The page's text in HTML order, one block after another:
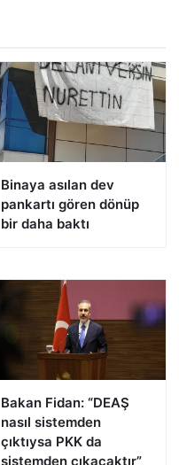
Binaya asılan dev
pankartı gören dönüp
bir daha baktı
Bakan Fidan: “DEAŞ
nasıl sistemden
çıktıysa PKK da
sistemden çıkacaktır”